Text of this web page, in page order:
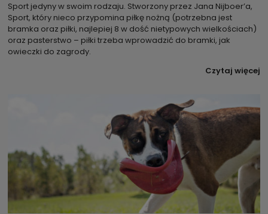
Sport jedyny w swoim rodzaju. Stworzony przez Jana Nijboer’a,
Sport, który nieco przypomina piłkę nożną (potrzebna jest
bramka oraz piłki, najlepiej 8 w dość nietypowych wielkościach)
oraz pasterstwo – piłki trzeba wprowadzić do bramki, jak
owieczki do zagrody.
Czytaj więcej